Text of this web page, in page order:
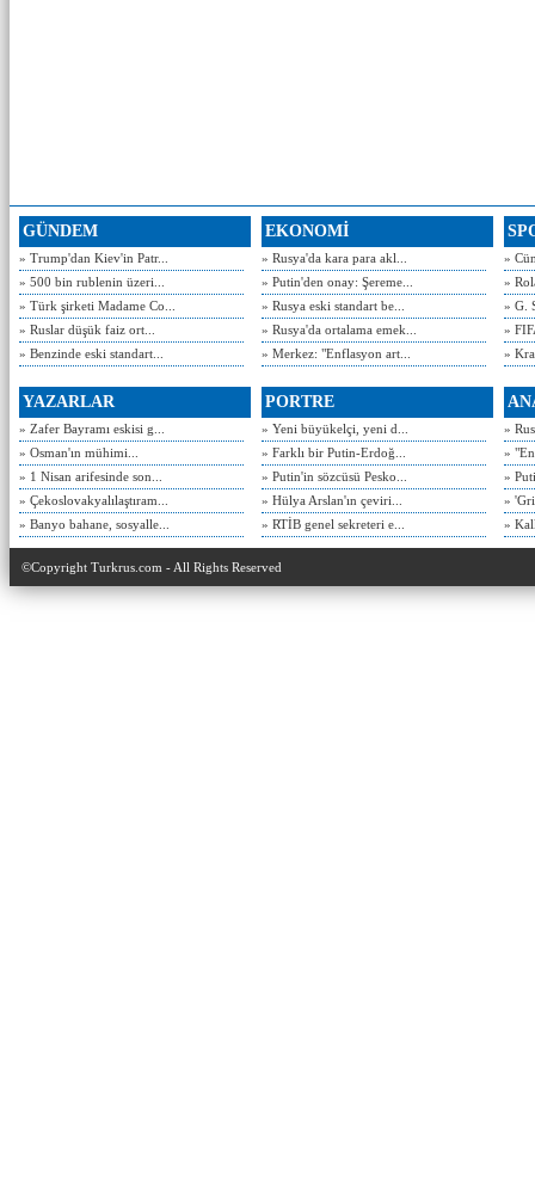
GÜNDEM
» Trump'dan Kiev'in Patr...
» 500 bin rublenin üzeri...
» Türk şirketi Madame Co...
» Ruslar düşük faiz ort...
» Benzinde eski standart...
EKONOMİ
» Rusya'da kara para akl...
» Putin'den onay: Şereme...
» Rusya eski standart be...
» Rusya'da ortalama emek...
» Merkez: "Enflasyon art...
»
»
» G.
»
»
YAZARLAR
» Zafer Bayramı eskisi g...
» Osman'ın mühimi...
» 1 Nisan arifesinde son...
» Çekoslovakyalılaştıram...
» Banyo bahane, sosyalle...
PORTRE
» Yeni büyükelçi, yeni d...
» Farklı bir Putin-Erdoğ...
» Putin'in sözcüsü Pesko...
» Hülya Arslan'ın çeviri...
» RTİB genel sekreteri e...
»
»
»
»
»
©Copyright Turkrus.com - All Rights Reserved